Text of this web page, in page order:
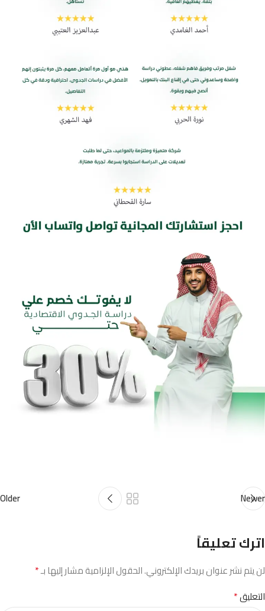
Newer
Older
اترك تعليقاً
لن يتم نشر عنوان بريدك الإلكتروني.الحقول الإلزامية مشار إليها بـ*
التعليق*